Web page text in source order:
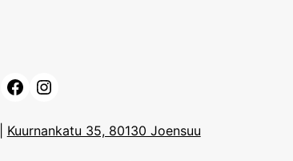
Facebook
Instagram
Kuurnankatu 35, 80130 Joensuu